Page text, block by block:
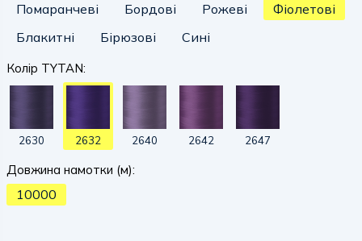
Помаранчеві
Бордові Рожеві
Фіолетові
Блакитні
Бірюзові Сині
Колір TYTAN:
2630 2632 2640 2642 2647
Довжина намотки (м):
10000